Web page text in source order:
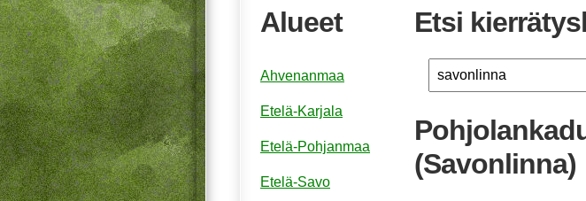
Etsi
(Savonlinna)
Alueet
Ahvenanmaa
Etelä-Karjala
Etelä-Pohjanmaa
Etelä-Savo